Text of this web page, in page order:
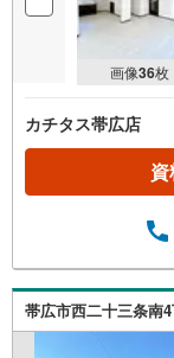
画像36枚
カチタス帯広店
帯広市西二十三条南4